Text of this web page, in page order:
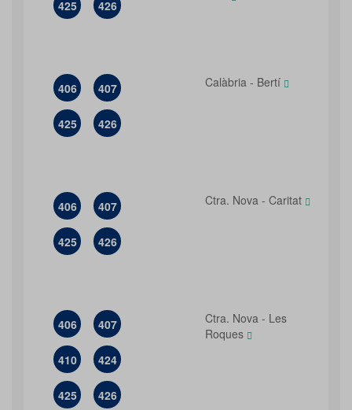
425 426
406 407
425 426
Calàbria - Bertí
406 407
425 426
Ctra. Nova - Caritat
406 407
410 424
425 426
Ctra. Nova - Les
Roques